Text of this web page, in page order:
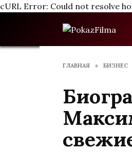
cURL Error: Could not resolve
ГЛАВНАЯ » БИЗНЕС